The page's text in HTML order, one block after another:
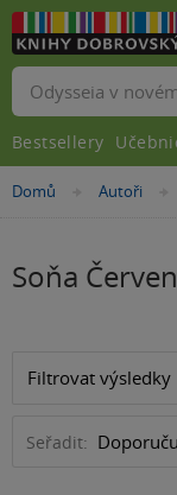
Nacházíte
Domů »Autoři
Soňa
Filtrovat výsledky
Seřadit:
Vyhledávání
Bestsellery